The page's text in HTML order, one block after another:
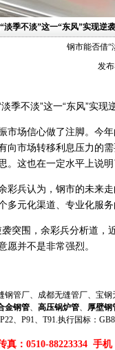
淡季不淡”这一“东风”实现逆
钢市能否借“
发
季不淡”这一“东风”实现
市场信心做了注脚。今
向市场转移利息压力的
。这也在一定水平上说
彩兵认为，钢市的未来
多元化渠道、专业化服
袭突围，余彩兵分析道
并不是非常强烈。
厂、成都无缝管厂、宝钢
金钢管、 高压锅炉管、
厚壁钢
、P91、T91.执行国标：
：0510-88223334 手机